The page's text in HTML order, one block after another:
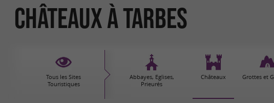
Châteaux à Tarbes
Tous les Sites
Touristiques
Abbayes, Eglises,
Prieurés
Châteaux Grottes et